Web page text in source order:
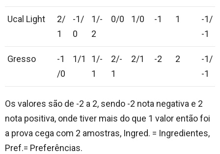
Ucal Light
2/
1
-1/
0
1/-
2
0/0 1/0 -1 1
-1/
-1
Gresso
-1
/0
1/1
1/-
1
2/-
1
2/1 -2 2
-1/
-1
Os valores são de -2 a 2, sendo -2 nota negativa e 2
nota positiva, onde tiver mais do que 1 valor então foi
a prova cega com 2 amostras, Ingred. = Ingredientes,
Pref.= Preferências.